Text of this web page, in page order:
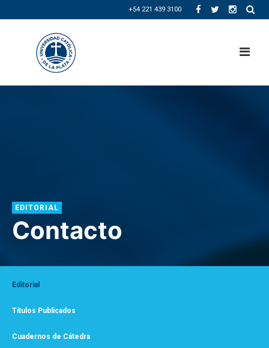
+54 221 439 3100
EDITORIAL
Contacto
Editorial
Títulos Publicados
Cuadernos de Cátedra